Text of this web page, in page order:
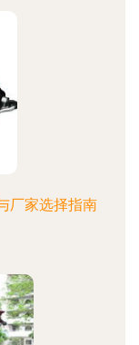
厂家选择指南